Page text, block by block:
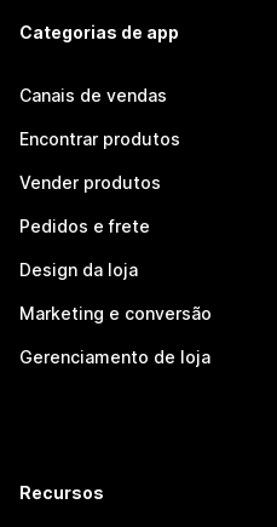
Categorias de app
Canais de vendas
Encontrar produtos
Vender produtos
Pedidos e frete
Design da loja
Marketing e conversão
Gerenciamento de loja
Recursos